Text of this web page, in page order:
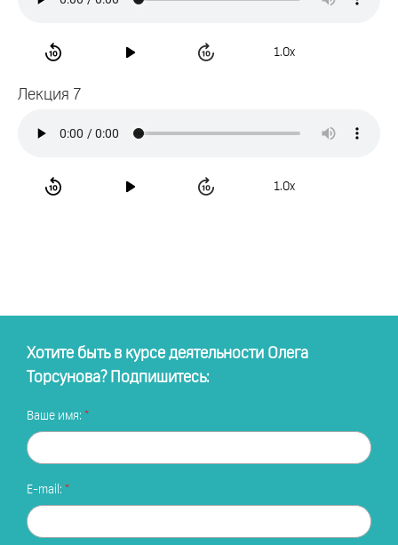
1.0x
Лекция 7
1.0x
Хотите быть в курсе деятельности Олега
Торсунова? Подпишитесь:
Ваше имя:
E-mail: